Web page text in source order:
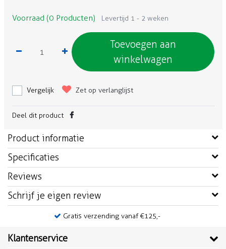
Voorraad (0 Producten) Levertijd 1 - 2 weken
Toevoegen aan
winkelwagen
Vergelijk Zet op verlanglijst
Deel dit product
Product informatie
Specificaties
Reviews
Schrijf je eigen review
Gratis verzending vanaf €125,-
Klantenservice